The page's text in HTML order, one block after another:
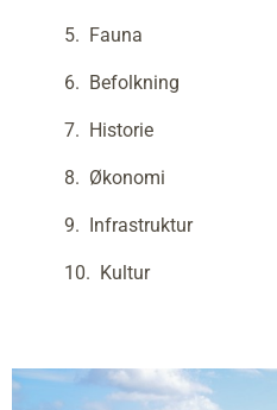
Fauna
Befolkning
Historie
Økonomi
Infrastruktur
Kultur